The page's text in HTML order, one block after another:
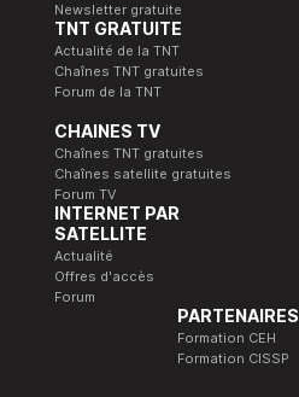
Newsletter gratuite
TNT GRATUITE
Actualité de la TNT
Chaînes TNT gratuites
Forum de la TNT
CHAINES TV
Chaînes TNT gratuites
Chaînes satellite gratuites
Forum TV
INTERNET PAR
SATELLITE
Actualité
Offres d'accès
Forum
PARTENAIRES
Formation CEH
Formation CISSP